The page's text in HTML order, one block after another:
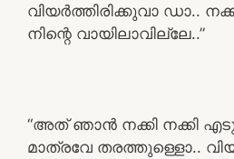
വിയർത്തിരിക്കുവാ ഡാ..
നിന്റെ വായിലാവില്ലേ..”
“അത് ഞാൻ നക്കി നക്കി
മാത്രവേ തരത്തുള്ളൊ..